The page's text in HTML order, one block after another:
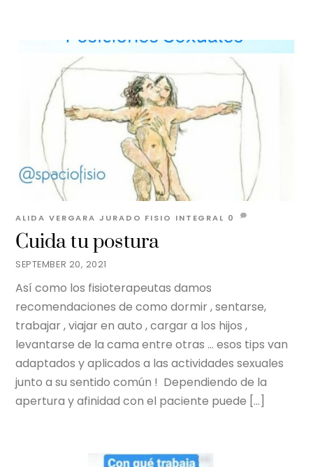
SEPTEMBER 20, 2021
Cuida tu postura
ALIDA VERGARA JURADO FISIO INTEGRAL 0
Así como los fisioterapeutas damos
recomendaciones de como dormir , sentarse,
trabajar , viajar en auto , cargar a los hijos ,
levantarse de la cama entre otras … esos tips van
adaptados y aplicados a las actividades sexuales
junto a su sentido común ! Dependiendo de la
apertura y afinidad con el paciente puede […]